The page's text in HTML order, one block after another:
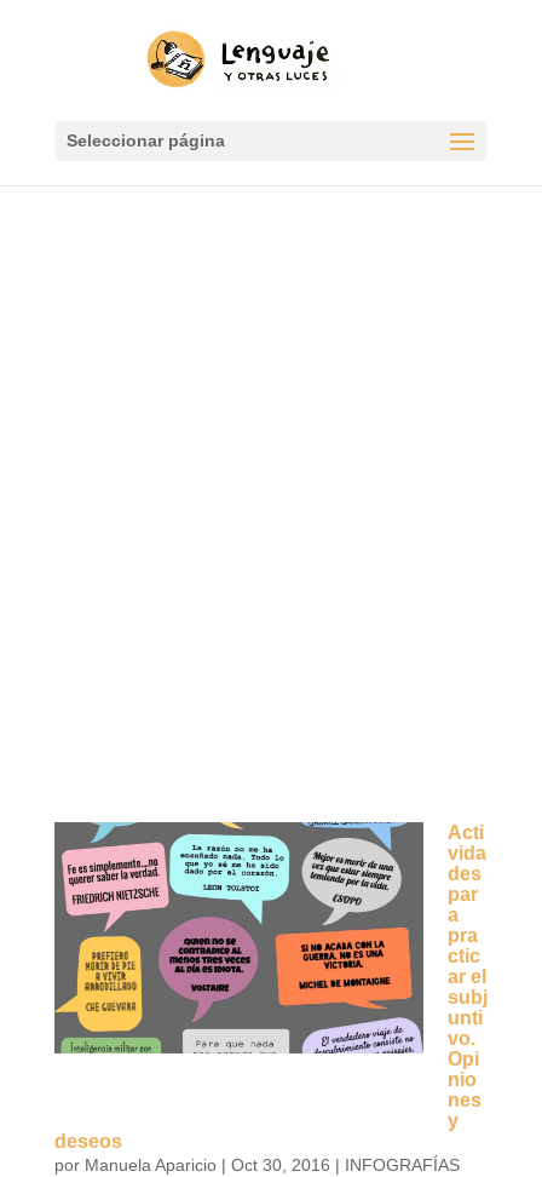
Seleccionar página
Acti
vida
des
par
a
pra
ctic
ar el
subj
unti
vo.
Opi
nio
nes
y
deseos
por Manuela Aparicio| Oct 30, 2016 | INFOGRAFÍAS